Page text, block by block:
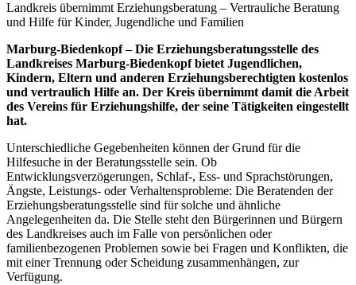
Landkreis übernimmt Erziehungsberatung – Vertrauliche Beratung
und Hilfe für Kinder, Jugendliche und Familien
Marburg-Biedenkopf – Die Erziehungsberatungsstelle des
Landkreises Marburg-Biedenkopf bietet Jugendlichen,
Kindern, Eltern und anderen Erziehungsberechtigten kostenlos
und vertraulich Hilfe an. Der Kreis übernimmt damit die Arbeit
des Vereins für Erziehungshilfe, der seine Tätigkeiten eingestellt
hat.
Unterschiedliche Gegebenheiten können der Grund für die
Hilfesuche in der Beratungsstelle sein. Ob
Entwicklungsverzögerungen, Schlaf-, Ess- und Sprachstörungen,
Ängste, Leistungs- oder Verhaltensprobleme: Die Beratenden der
Erziehungsberatungsstelle sind für solche und ähnliche
Angelegenheiten da. Die Stelle steht den Bürgerinnen und Bürgern
des Landkreises auch im Falle von persönlichen oder
familienbezogenen Problemen sowie bei Fragen und Konflikten, die
mit einer Trennung oder Scheidung zusammenhängen, zur
Verfügung.